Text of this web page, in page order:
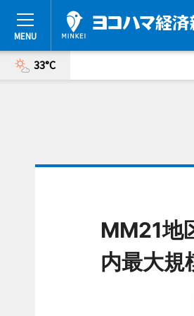
33°C
MM21地
内最大規